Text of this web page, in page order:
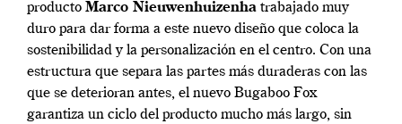
producto Marco Nieuwenhuizenha trabajado muy
duro para dar forma a este nuevo diseño que coloca la
sostenibilidad y la personalización en el centro. Con una
estructura que separa las partes más duraderas con las
que se deterioran antes, el nuevo Bugaboo Fox
garantiza un ciclo del producto mucho más largo, sin